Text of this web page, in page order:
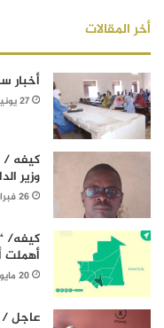
أخر المقالات
أخبار
27 يونيو، 2020
كيفه /
وزير
26 فبراير، 2021
كيفه/
أهملت
20 مايو، 2022
عاجل /